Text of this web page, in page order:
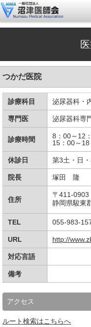
つかだ医院
診療科目 泌尿器科・
専門医 泌尿器科専
診療時間
8：00～12
15：00～
休診日 第3土・日
院長 塚田 隆
住所
〒411-0903
静岡県駿東
TEL 055-983-
URL http://
対応言語
備考
アクセス
ルート検索はこちらへ